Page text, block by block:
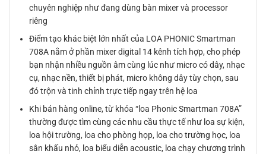
chuyên nghiệp như đang dùng bàn mixer và processor
riêng
Điểm tạo khác biệt lớn nhất của LOA PHONIC Smartman
708A nằm ở phần mixer digital 14 kênh tích hợp, cho phép
bạn nhận nhiều nguồn âm cùng lúc như micro có dây, nhạc
cụ, nhạc nền, thiết bị phát, micro không dây tùy chọn, sau
đó trộn và tinh chỉnh trực tiếp ngay trên hệ loa
Khi bán hàng online, từ khóa “loa Phonic Smartman 708A”
thường được tìm cùng các nhu cầu thực tế như loa sự kiện,
loa hội trường, loa cho phòng họp, loa cho trường học, loa
sân khấu nhỏ, loa biểu diễn acoustic, loa chạy chương trình